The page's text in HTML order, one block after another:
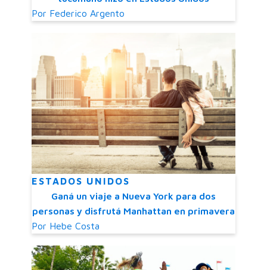
Por Federico Argento
ESTADOS UNIDOS
Ganá un viaje a Nueva York para dos
personas y disfrutá Manhattan en primavera
Por Hebe Costa